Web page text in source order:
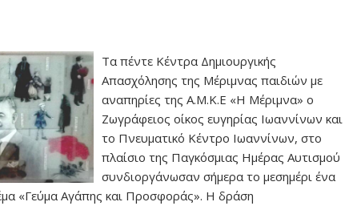
Τα πέντε Κέντρα Δημιουργικής
Απασχόλησης της Μέριμνας παιδιών με
αναπηρίες της Α.Μ.Κ.Ε «Η Μέριμνα» ο
Ζωγράφειος οίκος ευγηρίας Ιωαννίνων και
το Πνευματικό Κέντρο Ιωαννίνων, στο
πλαίσιο της Παγκόσμιας Ημέρας Αυτισμού
συνδιοργάνωσαν σήμερα το μεσημέρι ένα
«Γεύμα Αγάπης και Προσφοράς». Η δράση